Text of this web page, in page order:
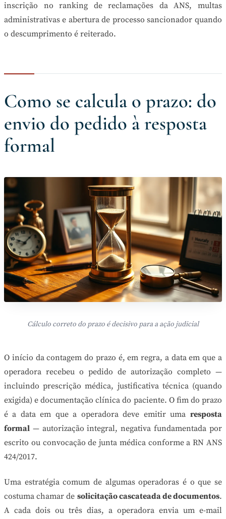
inscrição no ranking de reclamações da ANS, multas
administrativas e abertura de processo sancionador quando
o descumprimento é reiterado.
Como se calcula o prazo: do
envio do pedido à resposta
formal
Cálculo correto do prazo é decisivo para a ação judicial
O início da contagem do prazo é, em regra, a data em que a
operadora recebeu o pedido de autorização completo —
incluindo prescrição médica, justificativa técnica (quando
exigida) e documentação clínica do paciente. O fim do prazo
é a data em que a operadora deve emitir uma resposta
formal — autorização integral, negativa fundamentada por
escrito ou convocação de junta médica conforme a RN ANS
424/2017.
Uma estratégia comum de algumas operadoras é o que se
costuma chamar de solicitação cascateada de documentos.
A cada dois ou três dias, a operadora envia um e-mail